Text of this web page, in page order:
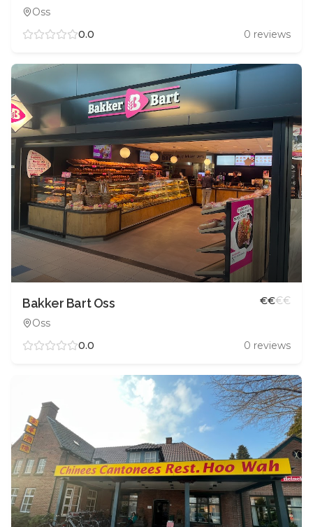
Oss
0.0 0 reviews
Bakker Bart Oss
Oss
€€€€
0.0 0 reviews